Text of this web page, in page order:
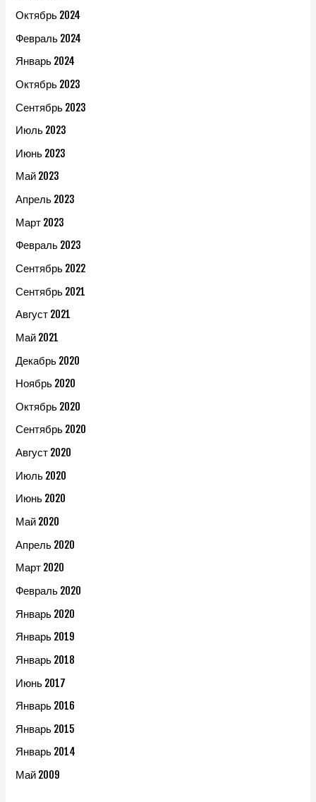
Октябрь 2024
Февраль 2024
Январь 2024
Октябрь 2023
Сентябрь 2023
Июль 2023
Июнь 2023
Май 2023
Апрель 2023
Март 2023
Февраль 2023
Сентябрь 2022
Сентябрь 2021
Август 2021
Май 2021
Декабрь 2020
Ноябрь 2020
Октябрь 2020
Сентябрь 2020
Август 2020
Июль 2020
Июнь 2020
Май 2020
Апрель 2020
Март 2020
Февраль 2020
Январь 2020
Январь 2019
Январь 2018
Июнь 2017
Январь 2016
Январь 2015
Январь 2014
Май 2009